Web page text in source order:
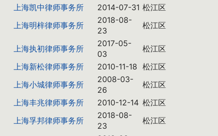
上海凯中律师事务所
2014-07-31 松江区
上海明梓律师事务所
2018-08-
23
松江区
上海执初律师事务所
2017-05-
03
松江区
上海新松律师事务所
2010-11-18 松江区
上海小城律师事务所
2008-03-
26
松江区
上海丰兆律师事务所
2010-12-14 松江区
上海孚邦律师事务所
2018-08-
23
松江区